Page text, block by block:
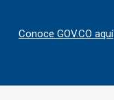
Conoce GOV.CO aquí